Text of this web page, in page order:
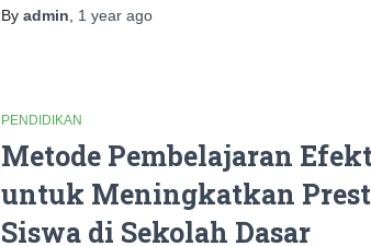
By admin 1 year ago
PENDIDIKAN
Metode Pembelajaran
untuk Meningkatkan
Siswa di Sekolah Dasar